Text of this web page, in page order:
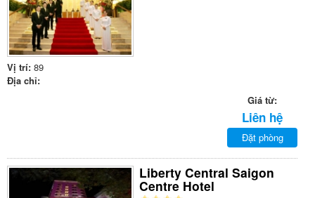
Vị trí: 89
Địa chỉ:
Giá từ:
Liên hệ
Đặt phòng
Liberty Central Saigon
Centre Hotel